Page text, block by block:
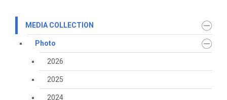
MEDIA COLLECTION
Photo
2026
2025
2024